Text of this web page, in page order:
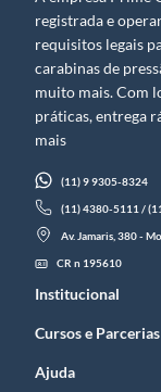
registrada e
requisitos legais
carabinas de
muito mais. Com
práticas, entrega
mais
(11) 9 9305-8324
(11) 4380-5111 /
Av. Jamaris, 380 -
CR n 195610
Institucional
Cursos e Parcerias
Ajuda